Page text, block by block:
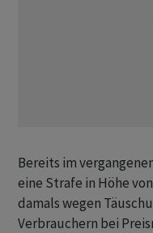
Bereits im
eine Strafe in Höhe
damals wegen
Verbrauchern bei